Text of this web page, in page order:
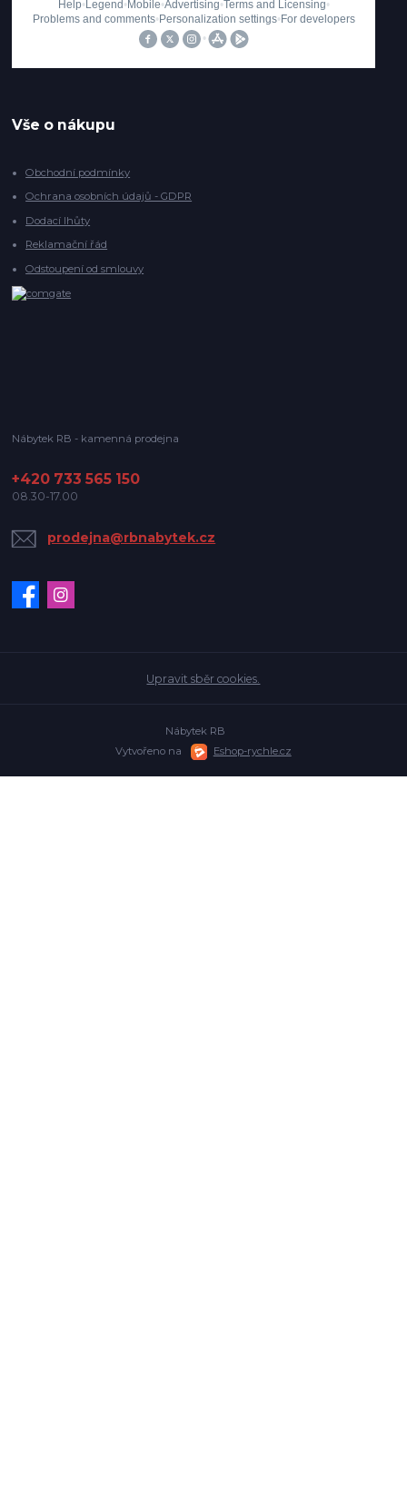
Vše o nákupu
Obchodní podmínky
Ochrana osobních údajů - GDPR
Dodací lhůty
Reklamační řád
Odstoupení od smlouvy
Nábytek RB - kamenná prodejna
+420 733 565 150
08.30-17.00
prodejna@rbnabytek.cz
Upravit sběr cookies.
Nábytek RB
Vytvořeno na
Eshop-rychle.cz